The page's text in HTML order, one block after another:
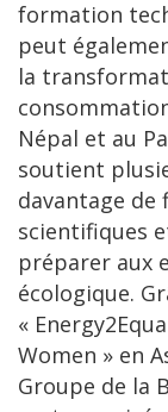
formation
peut
la
Népal et au
soutient
davantage de
scientifiques
préparer aux
écologique.
«
Women » en
Groupe de la